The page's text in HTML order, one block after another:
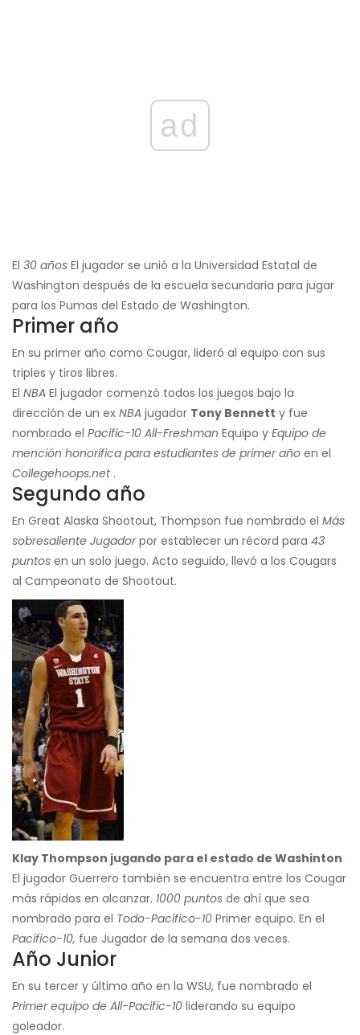
ad
El 30 años El jugador se unió a la Universidad Estatal de
Washington después de la escuela secundaria para jugar
para los Pumas del Estado de Washington.
Primer año
En su primer año como Cougar, lideró al equipo con sus
triples y tiros libres.
El NBA El jugador comenzó todos los juegos bajo la
dirección de un ex NBA jugador Tony Bennett y fue
nombrado el Pacific-10 All-Freshman Equipo y Equipo de
mención honorífica para estudiantes de primer año en el
Collegehoops.net.
Segundo año
En Great Alaska Shootout, Thompson fue nombrado el Más
sobresaliente Jugadorpor establecer un récord para 43
puntos en un solo juego. Acto seguido, llevó a los Cougars
al Campeonato de Shootout.
Klay Thompson jugando para el estado de Washinton
El jugador Guerrero también se encuentra entre los Cougar
más rápidos en alcanzar. 1000 puntos de ahí que sea
nombrado para el Todo-Pacífico-10 Primer equipo. En el
Pacífico-10, fue Jugador de la semana dos veces.
Año Junior
En su tercer y último año en la WSU, fue nombrado el
Primer equipo de All-Pacific-10 liderando su equipo
goleador.